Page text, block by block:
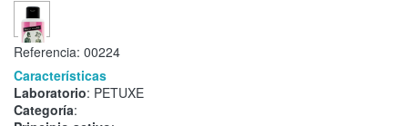
Referencia: 00224
Características
Laboratorio: PETUXE
Categoría: